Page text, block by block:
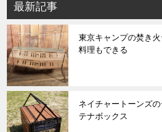
最新記事
東京キャンプの焚き
料理もできる
ネイチャートーンズ
テナボックス